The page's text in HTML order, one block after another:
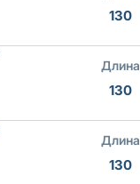
130
Длина
130
Длина
130